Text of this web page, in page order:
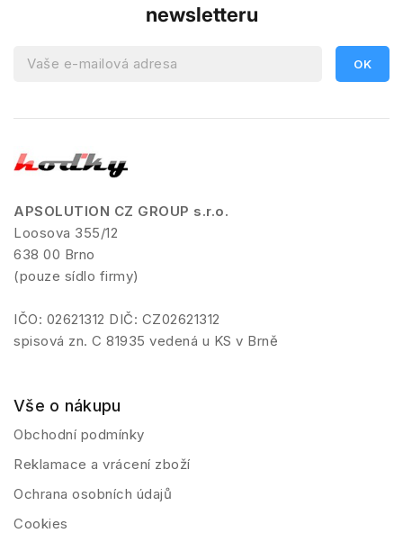
newsletteru
APSOLUTION CZ GROUP s.r.o.
Loosova 355/12
638 00 Brno
(pouze sídlo firmy)
IČO: 02621312 DIČ: CZ02621312
spisová zn. C 81935 vedená u KS v Brně
Vše o nákupu
Obchodní podmínky
Reklamace a vrácení zboží
Ochrana osobních údajů
Cookies